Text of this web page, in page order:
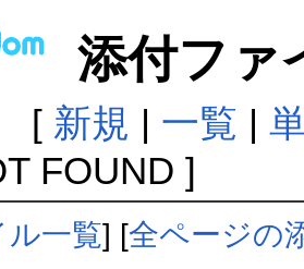
添付ファ
[ 新規 | 一覧 |
FOUND ]
ル一覧] [全ページの